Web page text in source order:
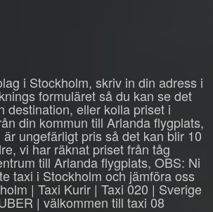
i Stockholm, skriv in din adress i
formuläret så du kan se det
destination, eller kolla priset i
din kommun till Arlanda flygplats,
ungefärligt pris så det kan blir 10
vi har räknat priset från tåg
till Arlanda flygplats, OBS: Ni
taxi i Stockholm och jämföra oss
| Taxi Kurir | Taxi 020 | Sverige
| välkommen till taxi 08